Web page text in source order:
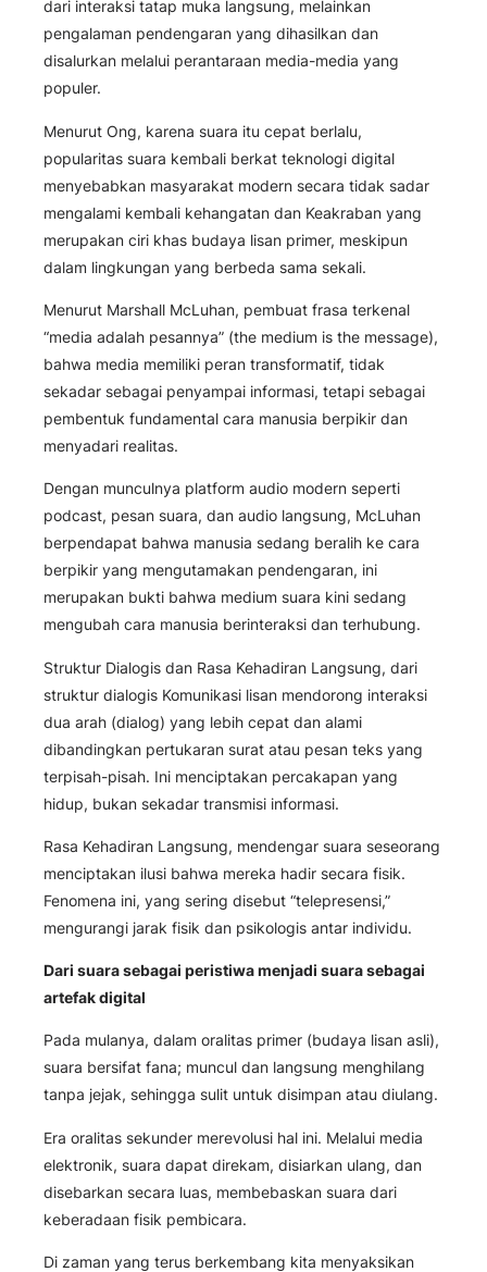
dari interaksi tatap muka langsung, melainkan
pengalaman pendengaran yang dihasilkan dan
disalurkan melalui perantaraan media-media yang
populer.
Menurut Ong, karena suara itu cepat berlalu,
popularitas suara kembali berkat teknologi digital
menyebabkan masyarakat modern secara tidak sadar
mengalami kembali kehangatan dan Keakraban yang
merupakan ciri khas budaya lisan primer, meskipun
dalam lingkungan yang berbeda sama sekali.
Menurut Marshall McLuhan, pembuat frasa terkenal
“media adalah pesannya” (the medium is the message),
bahwa media memiliki peran transformatif, tidak
sekadar sebagai penyampai informasi, tetapi sebagai
pembentuk fundamental cara manusia berpikir dan
menyadari realitas.
Dengan munculnya platform audio modern seperti
podcast, pesan suara, dan audio langsung, McLuhan
berpendapat bahwa manusia sedang beralih ke cara
berpikir yang mengutamakan pendengaran, ini
merupakan bukti bahwa medium suara kini sedang
mengubah cara manusia berinteraksi dan terhubung.
Struktur Dialogis dan Rasa Kehadiran Langsung, dari
struktur dialogis Komunikasi lisan mendorong interaksi
dua arah (dialog) yang lebih cepat dan alami
dibandingkan pertukaran surat atau pesan teks yang
terpisah-pisah. Ini menciptakan percakapan yang
hidup, bukan sekadar transmisi informasi.
Rasa Kehadiran Langsung, mendengar suara seseorang
menciptakan ilusi bahwa mereka hadir secara fisik.
Fenomena ini, yang sering disebut “telepresensi,”
mengurangi jarak fisik dan psikologis antar individu.
Dari suara sebagai peristiwa menjadi suara sebagai
artefak digital
Pada mulanya, dalam oralitas primer (budaya lisan asli),
suara bersifat fana; muncul dan langsung menghilang
tanpa jejak, sehingga sulit untuk disimpan atau diulang.
Era oralitas sekunder merevolusi hal ini. Melalui media
elektronik, suara dapat direkam, disiarkan ulang, dan
disebarkan secara luas, membebaskan suara dari
keberadaan fisik pembicara.
Di zaman yang terus berkembang kita menyaksikan